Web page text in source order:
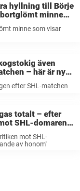
hyllning till Börje
minne
minne som visar
även
– här är nya
efter SHL-matchen
totalt – efter
SHL-domaren:
mot SHL-
av honom"